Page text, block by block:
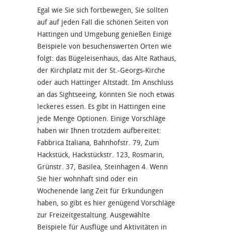
Egal wie Sie sich fortbewegen, Sie sollten
auf auf jeden Fall die schönen Seiten von
Hattingen und Umgebung genießen Einige
Beispiele von besuchenswerten Orten wie
folgt: das Bügeleisenhaus, das Alte Rathaus,
der Kirchplatz mit der St.-Georgs-Kirche
oder auch Hattinger Altstadt. Im Anschluss
an das Sightseeing, könnten Sie noch etwas
leckeres essen. Es gibt in Hattingen eine
jede Menge Optionen. Einige Vorschläge
haben wir Ihnen trotzdem aufbereitet:
Fabbrica Italiana, Bahnhofstr. 79, Zum
Hackstück, Hackstückstr. 123, Rosmarin,
Grünstr. 37, Basilea, Steinhagen 4. Wenn
Sie hier wohnhaft sind oder ein
Wochenende lang Zeit für Erkundungen
haben, so gibt es hier genügend Vorschläge
zur Freizeitgestaltung. Ausgewählte
Beispiele für Ausflüge und Aktivitäten in